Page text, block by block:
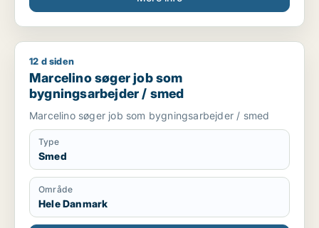
Marcelino søger job som bygningsarbejder / smed
12 d siden
Marcelino søger job som
bygningsarbejder / smed
Marcelino søger job som bygningsarbejder / smed
Type
Smed
Område
Hele Danmark